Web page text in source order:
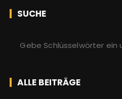
SUCHE
h
e
ALLE BEITRÄGE